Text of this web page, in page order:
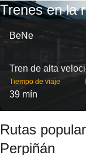
Trenes en la
BeNe
Tren de alta
Tiempo de viaje
39 mín
Rutas
Perpiñán